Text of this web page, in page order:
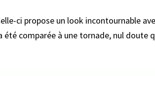
ci propose un look incontournable
comparée à une tornade, nul doute